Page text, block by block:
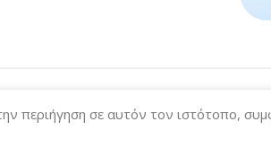
περιήγηση σε αυτόν τον ιστότοπο,